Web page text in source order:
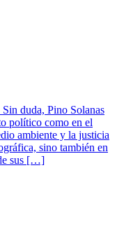
duda, Pino Solanas
político como en el
ambiente y la justicia
sino también en
sus […]